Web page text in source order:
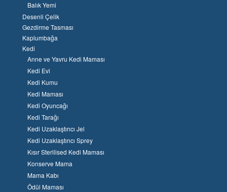
Balık Yemi
Desenli Çelik
Gezdirme Tasması
Kaplumbağa
Kedi
Anne ve Yavru Kedi Maması
Kedi Evi
Kedi Kumu
Kedi Maması
Kedi Oyuncağı
Kedi Tarağı
Kedi Uzaklaştırıcı Jel
Kedi Uzaklaştırıcı Sprey
Kısır Sterilised Kedi Maması
Konserve Mama
Mama Kabı
Ödül Maması